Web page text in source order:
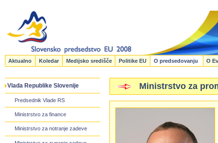
Aktualno Koledar Medijsko središče Politike EU O predsedovanju O
Vlada Republike Slovenije
Predsednik Vlade RS
Ministrstvo za finance
Ministrstvo za notranje zadeve
Ministrstvo za